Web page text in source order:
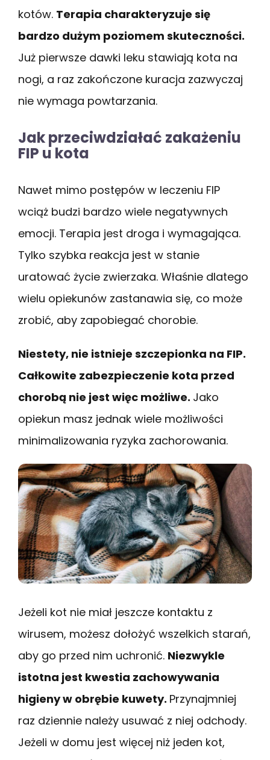
kotów. Terapia charakteryzuje się
bardzo dużym poziomem skuteczności.
Już pierwsze dawki leku stawiają kota na
nogi, a raz zakończone kuracja zazwyczaj
nie wymaga powtarzania.
Jak przeciwdziałać zakażeniu
FIP u kota
Nawet mimo postępów w leczeniu FIP
wciąż budzi bardzo wiele negatywnych
emocji. Terapia jest droga i wymagająca.
Tylko szybka reakcja jest w stanie
uratować życie zwierzaka. Właśnie dlatego
wielu opiekunów zastanawia się, co może
zrobić, aby zapobiegać chorobie.
Niestety, nie istnieje szczepionka na FIP.
Całkowite zabezpieczenie kota przed
chorobą nie jest więc możliwe. Jako
opiekun masz jednak wiele możliwości
minimalizowania ryzyka zachorowania.
Jeżeli kot nie miał jeszcze kontaktu z
wirusem, możesz dołożyć wszelkich starań,
aby go przed nim uchronić. Niezwykle
istotna jest kwestia zachowywania
higieny w obrębie kuwety. Przynajmniej
raz dziennie należy usuwać z niej odchody.
Jeżeli w domu jest więcej niż jeden kot,